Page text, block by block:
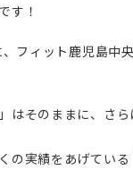
す！
フィット鹿児島中
はそのままに、さ
の実績をあげてい